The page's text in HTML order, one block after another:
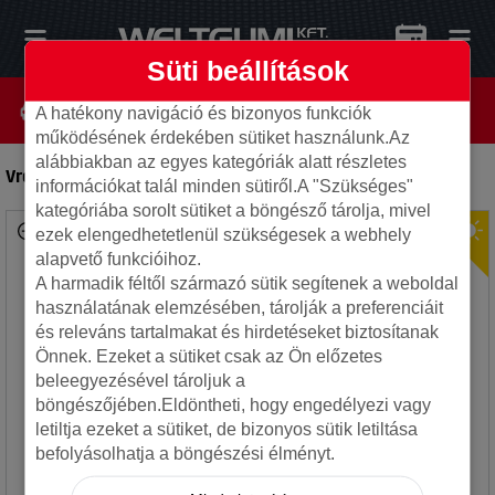
Vredestein 265/30R20 94Y ULTRAC PRO XL-Autó gumi
Süti beállítások
A hatékony navigáció és bizonyos funkciók
működésének érdekében sütiket használunk.Az
alábbiakban az egyes kategóriák alatt részletes
információkat talál minden sütiről.A "Szükséges"
kategóriába sorolt sütiket a böngésző tárolja, mivel
ezek elengedhetetlenül szükségesek a webhely
alapvető funkcióihoz.
A harmadik féltől származó sütik segítenek a weboldal
használatának elemzésében, tárolják a preferenciáit
és releváns tartalmakat és hirdetéseket biztosítanak
Önnek. Ezeket a sütiket csak az Ön előzetes
beleegyezésével tároljuk a
böngészőjében.Eldöntheti, hogy engedélyezi vagy
letiltja ezeket a sütiket, de bizonyos sütik letiltása
befolyásolhatja a böngészési élményt.